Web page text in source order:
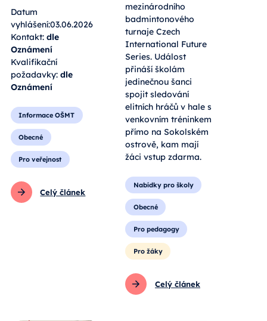
Datum
vyhlášení:03.06.2026
Kontakt: dle
Oznámení
Kvalifikační
požadavky: dle
Oznámení
Informace OŠMT
Obecné
Pro veřejnost
Celý článek
mezinárodního
badmintonového
turnaje Czech
International Future
Series. Událost
přináší školám
jedinečnou šanci
spojit sledování
elitních hráčů v hale s
venkovním tréninkem
přímo na Sokolském
ostrově, kam mají
žáci vstup zdarma.
Nabídky pro školy
Obecné
Pro pedagogy
Pro žáky
Celý článek